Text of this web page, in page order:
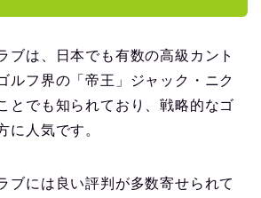
ブは、日本でも有数の高級カント
ルフ界の「帝王」ジャック・ニク
とでも知られており、戦略的なゴ
に人気です。
ブには良い評判が多数寄せられて